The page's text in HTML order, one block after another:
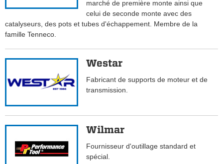
marché de première monte ainsi que
celui de seconde monte avec des
catalyseurs, des pots et tubes d'échappement. Membre de la
famille Tenneco.
Westar
Fabricant de supports de moteur et de
transmission.
Wilmar
Fournisseur d'outillage standard et
spécial.